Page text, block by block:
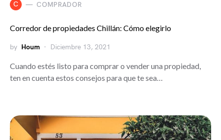
C COMPRADOR
Corredor de propiedades Chillán: Cómo elegirlo
by Houm Diciembre 13, 2021
Cuando estés listo para comprar o vender una propiedad,
ten en cuenta estos consejos para que te sea…